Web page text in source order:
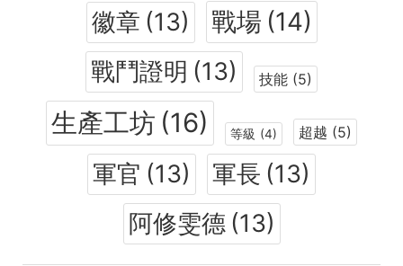
徽章 (13) 戰場 (14)
戰鬥證明 (13) 技能 (5)
生產工坊 (16) 等級 (4) 超越 (5)
軍官 (13) 軍長 (13)
阿修雯德 (13)